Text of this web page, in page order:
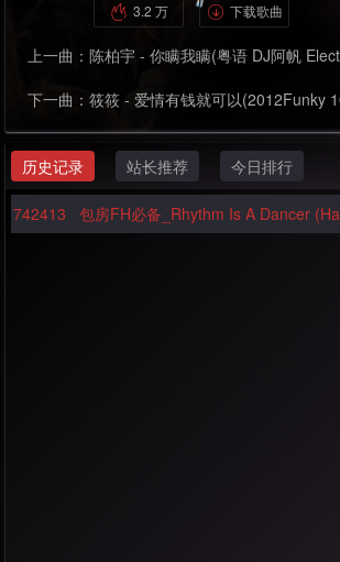
3.2 万 下载歌曲
上一曲： 陈柏宇 - 你瞒我瞒(粤语 DJ阿帆
下一曲： 筱筱 - 爱情有钱就可以(2012Funky
历史记录 站长推荐 今日排行
742413 包房FH必备_Rhythm Is A Dancer